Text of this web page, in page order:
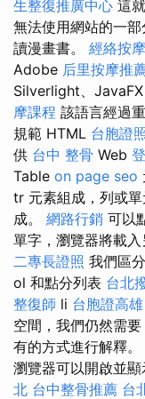
生整復推廣中心 這
無法使用網站的一
讀漫畫書。 經絡按
Adob​​e 后里按摩推
Silverlight、JavaFX
摩課程 該語言經過
規範 HTML 台胞證
供 台中 整骨 Web
Table on page seo
tr 元素組成，列或單
成。 網路行銷 可以
單字，瀏覽器將載入
二專長證照 我們區
ol 和點分列表 台北
整復師 li 台胞證高雄
空間，我們仍然需
有的方式進行解釋
瀏覽器可以開啟並
北 台中整骨推薦 台